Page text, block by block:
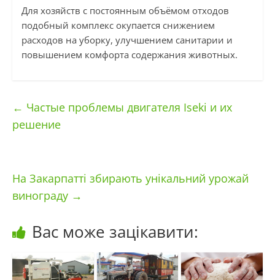
Для хозяйств с постоянным объёмом отходов
подобный комплекс окупается снижением
расходов на уборку, улучшением санитарии и
повышением комфорта содержания животных.
← Частые проблемы двигателя Iseki и их
решение
На Закарпатті збирають унікальний урожай
винограду →
Вас може зацікавити: